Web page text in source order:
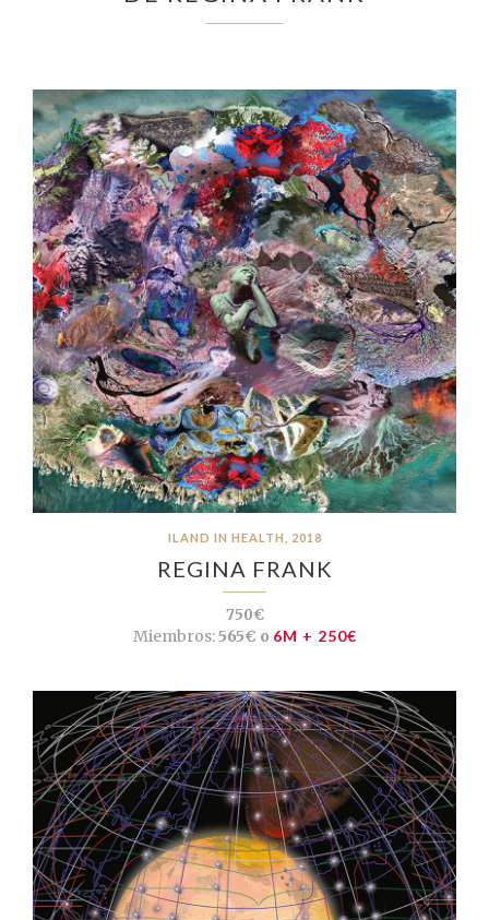
ILAND IN HEALTH, 2018
REGINA FRANK
750€
Miembros:565€ o 6M + 250€